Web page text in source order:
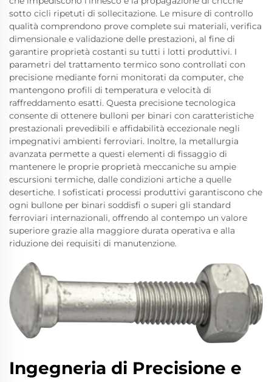
sotto cicli ripetuti di sollecitazione. Le misure di controllo
qualità comprendono prove complete sui materiali, verifica
dimensionale e validazione delle prestazioni, al fine di
garantire proprietà costanti su tutti i lotti produttivi. I
parametri del trattamento termico sono controllati con
precisione mediante forni monitorati da computer, che
mantengono profili di temperatura e velocità di
raffreddamento esatti. Questa precisione tecnologica
consente di ottenere bulloni per binari con caratteristiche
prestazionali prevedibili e affidabilità eccezionale negli
impegnativi ambienti ferroviari. Inoltre, la metallurgia
avanzata permette a questi elementi di fissaggio di
mantenere le proprie proprietà meccaniche su ampie
escursioni termiche, dalle condizioni artiche a quelle
desertiche. I sofisticati processi produttivi garantiscono che
ogni bullone per binari soddisfi o superi gli standard
ferroviari internazionali, offrendo al contempo un valore
superiore grazie alla maggiore durata operativa e alla
riduzione dei requisiti di manutenzione.
Ingegneria di Precisione e